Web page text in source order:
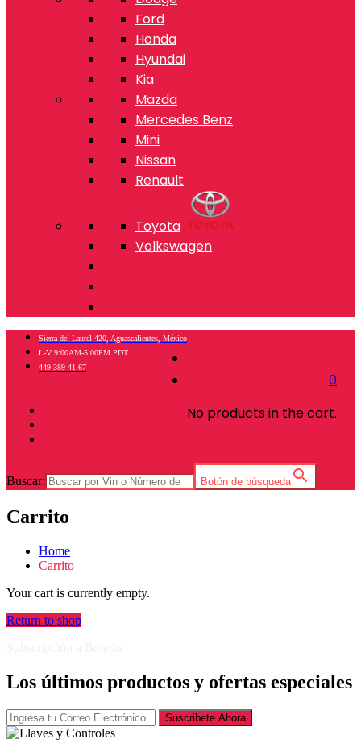
Ford
Honda
Hyundai
Kia
Mazda
Mercedes Benz
Mini
Nissan
Renault
Toyota
Volkswagen
0
No products in the cart.
Sierra del Laurel 420, Aguascalientes, México
L-V 9:00AM-5:00PM PDT
449 389 41 67
Buscar: Botón de búsqueda
Carrito
Home
Carrito
Your cart is currently empty.
Return to shop
Los últimos productos y ofertas especiales
Suscribete Ahora